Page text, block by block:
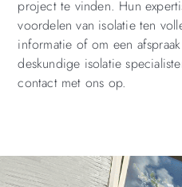
project te vinden. Hun
voordelen van isolatie ten
informatie of om een
deskundige isolatie
contact met ons op.